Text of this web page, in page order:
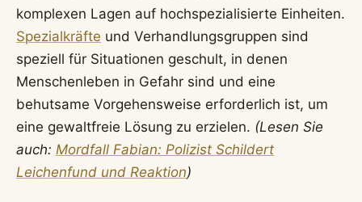
komplexen Lagen auf hochspezialisierte Einheiten.
Spezialkräfte und Verhandlungsgruppen sind
speziell für Situationen geschult, in denen
Menschenleben in Gefahr sind und eine
behutsame Vorgehensweise erforderlich ist, um
eine gewaltfreie Lösung zu erzielen. (Lesen Sie
auch: Mordfall Fabian: Polizist Schildert
Leichenfund und Reaktion)